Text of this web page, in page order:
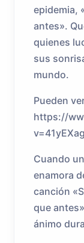
epidemia,
antes».
quienes
sus
mundo.
Pueden
https://
Cuando
enamora
canción
que
ánimo